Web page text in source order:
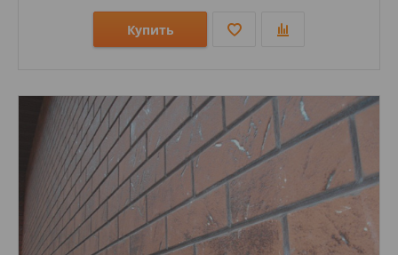
Купить
Стили: Под кирпич;